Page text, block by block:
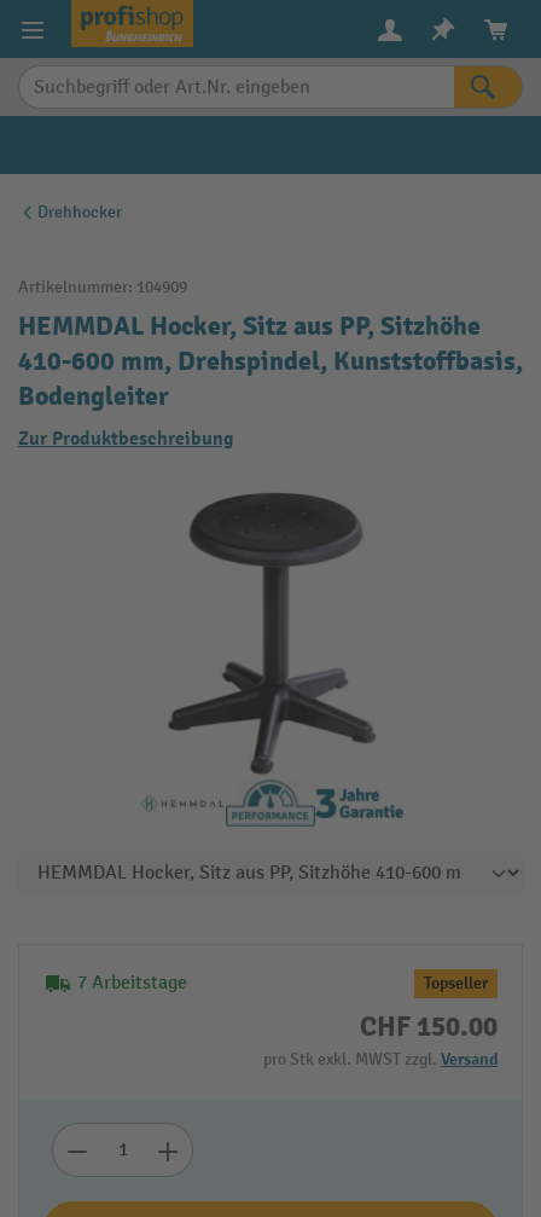
springen
Drehhocker
Artikelnummer: 104909
HEMMDAL Hocker, Sitz aus PP, Sitzhöhe
410-600 mm, Drehspindel, Kunststoffbasis,
Bodengleiter
Zur Produktbeschreibung
7 Arbeitstage Topseller
CHF 150.00
pro Stk exkl. MWST zzgl. Versand